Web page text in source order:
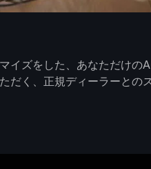
イズをした、あなただけの
だく、正規ディーラーとの